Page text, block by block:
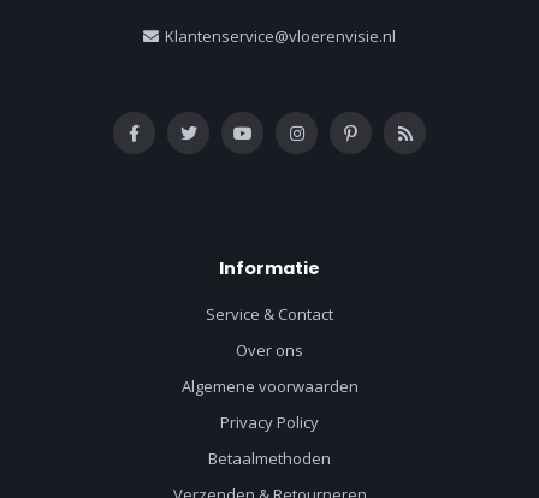
Klantenservice@vloerenvisie.nl
Informatie
Service & Contact
Over ons
Algemene voorwaarden
Privacy Policy
Betaalmethoden